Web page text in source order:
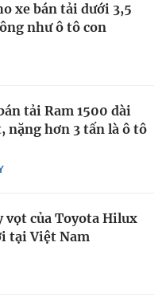
xe bán tải dưới 3,5
như ô tô con
tải Ram 1500 dài
nặng hơn 3 tấn là ô tô
vọt của Toyota Hilux
tại Việt Nam